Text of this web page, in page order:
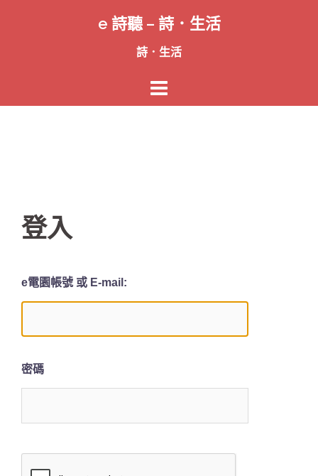
容
e 詩聽 – 詩．生活
詩．生活
登入
e電園帳號 或 E-mail:
密碼